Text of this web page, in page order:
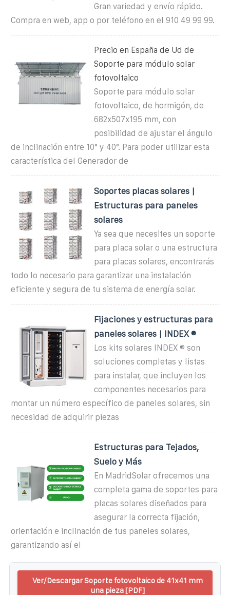
Gran variedad y envío rápido.
Compra en web, app o por teléfono en el 910 49 99 99.
Precio en España de Ud de
Soporte para módulo solar
fotovoltaico
Soporte para módulo solar
fotovoltaico, de hormigón, de
682x507x195 mm, con
posibilidad de ajustar el ángulo
de inclinación entre 10° y 40°. Para poder utilizar esta
característica del Generador de
Soportes placas solares |
Estructuras para paneles
solares
Ya sea que necesites un soporte
para placa solar o una estructura
para placas solares, encontrarás
todo lo necesario para garantizar una instalación
eficiente y segura de tu sistema de energía solar.
Fijaciones y estructuras para
paneles solares | INDEX ®
Los kits solares INDEX ® son
soluciones completas y listas
para instalar, que incluyen los
componentes necesarios para
montar un número específico de paneles solares, sin
necesidad de adquirir piezas
Estructuras para Tejados,
Suelo y Más
En MadridSolar ofrecemos una
completa gama de soportes para
placas solares diseñados para
asegurar la correcta fijación,
orientación e inclinación de tus paneles solares,
garantizando así el
Ver/Descargar Soporte fotovoltaico de 41x41 mm
una pieza [PDF]